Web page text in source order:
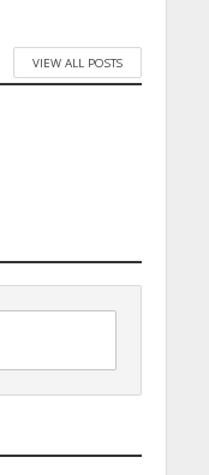
VIEW ALL POSTS